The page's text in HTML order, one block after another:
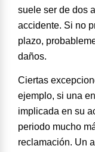
suele ser de dos
accidente. Si no
plazo,
daños.
Ciertas
ejemplo, si una
implicada en su
periodo mucho
reclamación. Un